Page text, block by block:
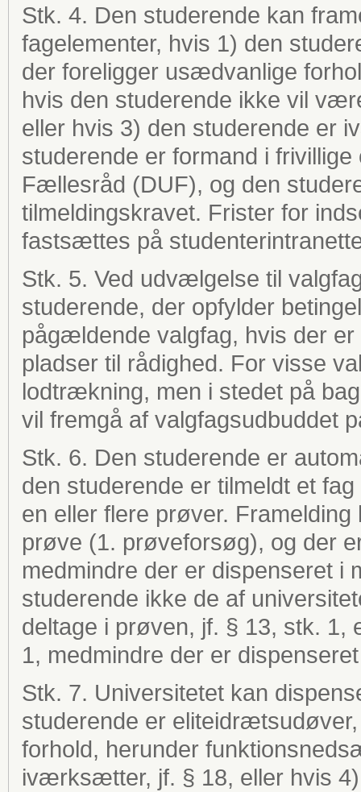
Stk. 4. Den studerende kan
fagelementer, hvis 1) den
der foreligger usædvanlige
hvis den studerende ikke vil
eller hvis 3) den studerende er
studerende er formand i
Fællesråd (DUF), og den
tilmeldingskravet. Frister for
fastsættes på
Stk. 5. Ved udvælgelse til
studerende, der opfylder
pågældende valgfag, hvis der
pladser til rådighed. For visse
lodtrækning, men i stedet på
vil fremgå af valgfagsudbuddet
Stk. 6. Den studerende er
den studerende er tilmeldt et
en eller flere prøver.
prøve (1. prøveforsøg), og der
medmindre der er dispenseret i
studerende ikke de af
deltage i prøven, jf. § 13, stk.
1, medmindre der er
Stk. 7. Universitetet kan
studerende er
forhold, herunder
iværksætter, jf. § 18, eller hvis